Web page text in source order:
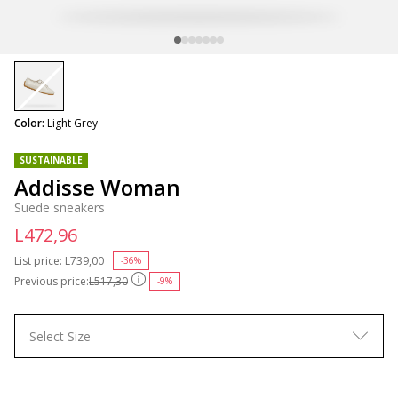
SUSTAINABLE
Addisse Woman
Suede sneakers
Previous price:L517,30 -9%
List price: Price reduced from
L739,00 -36%
L472,96
Color: Light Grey
selected
Select Size